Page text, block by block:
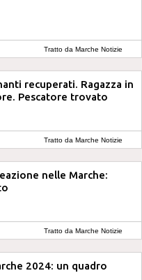
Tratto da Marche Notizie
recuperati. Ragazza in
Pescatore trovato
Tratto da Marche Notizie
nelle Marche:
Tratto da Marche Notizie
2024: un quadro